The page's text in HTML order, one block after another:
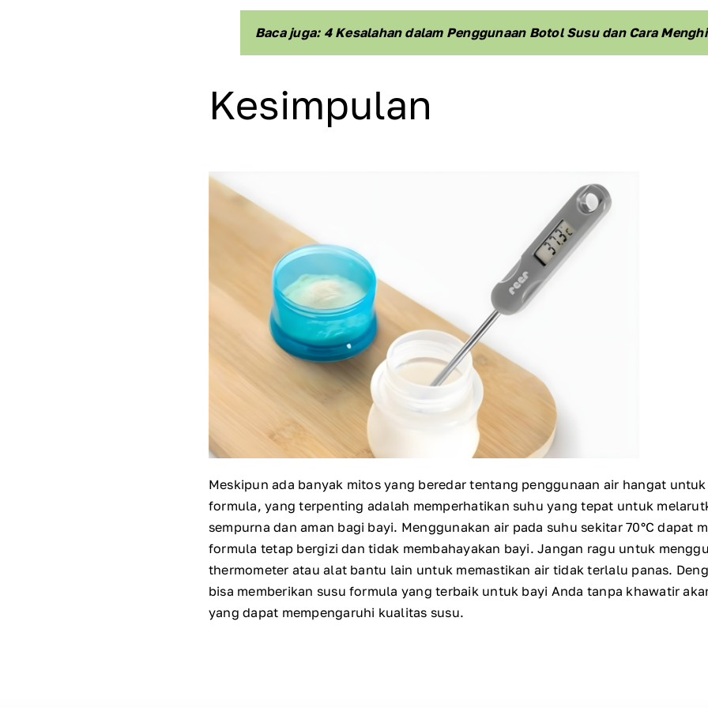
Baca juga: 4 Kesalahan dalam Penggunaan Botol Susu dan Cara
Kesimpulan
Meskipun ada banyak mitos yang beredar tentang penggunaan air hangat
formula, yang terpenting adalah memperhatikan suhu yang tepat untuk
sempurna dan aman bagi bayi. Menggunakan air pada suhu sekitar 70°C dapat
formula tetap bergizi dan tidak membahayakan bayi. Jangan ragu untuk
thermometer atau alat bantu lain untuk memastikan air tidak terlalu panas.
bisa memberikan susu formula yang terbaik untuk bayi Anda tanpa khawatir
yang dapat mempengaruhi kualitas susu.